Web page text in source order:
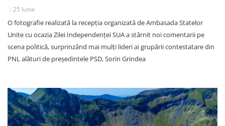
25 Iunie
O fotografie realizată la recepția organizată de Ambasada Statelor
Unite cu ocazia Zilei Independenței SUA a stârnit noi comentarii pe
scena politică, surprinzând mai mulți lideri ai grupării contestatare din
PNL alături de președintele PSD, Sorin Grindea